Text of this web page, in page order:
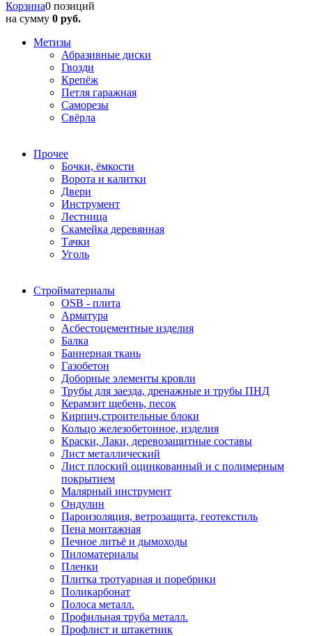
Корзина0 позиций
на сумму 0 руб.
Метизы
Абразивные диски
Гвозди
Крепёж
Петля гаражная
Саморезы
Свёрла
Прочее
Бочки, ёмкости
Ворота и калитки
Двери
Инструмент
Лестница
Скамейка деревянная
Тачки
Уголь
Стройматериалы
OSB - плита
Арматура
Асбестоцементные изделия
Балка
Баннерная ткань
Газобетон
Доборные элементы кровли
Трубы для заезда, дренажные и трубы ПНД
Керамзит щебень, песок
Кирпич,строительные блоки
Кольцо железобетонное, изделия
Краски, Лаки, деревозащитные составы
Лист металлический
Лист плоский оцинкованный и с полимерным
покрытием
Малярный инструмент
Ондулин
Пароизоляция, ветрозащита, геотекстиль
Пена монтажная
Печное литьё и дымоходы
Пиломатериалы
Пленки
Плитка тротуарная и поребрики
Поликарбонат
Полоса металл.
Профильная труба металл.
Профлист и штакетник